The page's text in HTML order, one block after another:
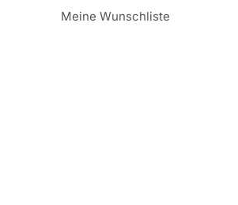
Meine Wunschliste